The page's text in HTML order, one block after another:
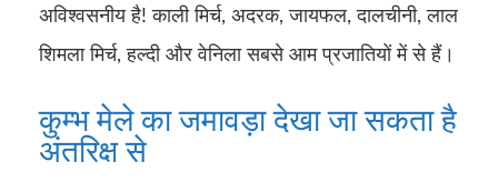
अविश्वसनीय है! काली मिर्च, अदरक, जायफल, दालचीनी, लाल
शिमला मिर्च, हल्दी और वेनिला सबसे आम प्रजातियों में से हैं।
कुम्भ मेले का जमावड़ा देखा जा सकता है
अंतरिक्ष से